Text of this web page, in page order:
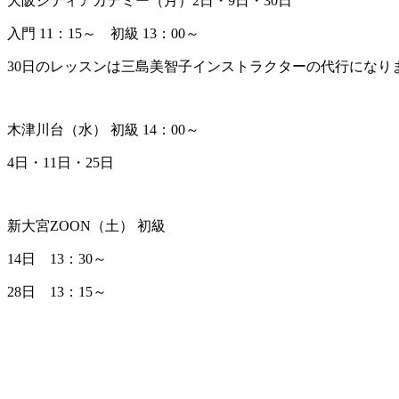
入門 11：15～ 初級 13：00～
30日のレッスンは三島美智子インストラクターの代行になり
木津川台（水） 初級 14：00～
4日・11日・25日
新大宮ZOON（土） 初級
14日 13：30～
28日 13：15～